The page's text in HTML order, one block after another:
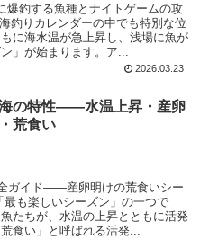
爆釣する魚種とナイトゲームの攻
釣りカレンダーの中でも特別な位
に海水温が急上昇し、浅場に魚が
」が始まります。ア...
2026.03.23
の特性——水温上昇・産卵
荒食い
ガイド——産卵明けの荒食いシー
も楽しいシーズン」の一つで
たちが、水温の上昇とともに活発
食い」と呼ばれる活発...